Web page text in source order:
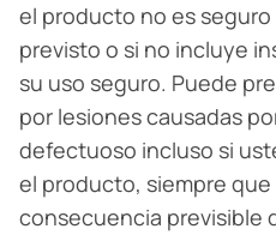
el producto no es
previsto o si no incluye
su uso seguro. Puede
por lesiones causadas
defectuoso incluso si
el producto, siempre
consecuencia previsible